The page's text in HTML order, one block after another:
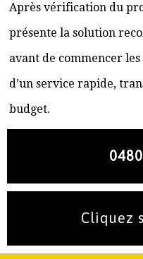
Après vérification du
présente la solution
avant de commencer
d’un service rapide,
budget.
Cliquez